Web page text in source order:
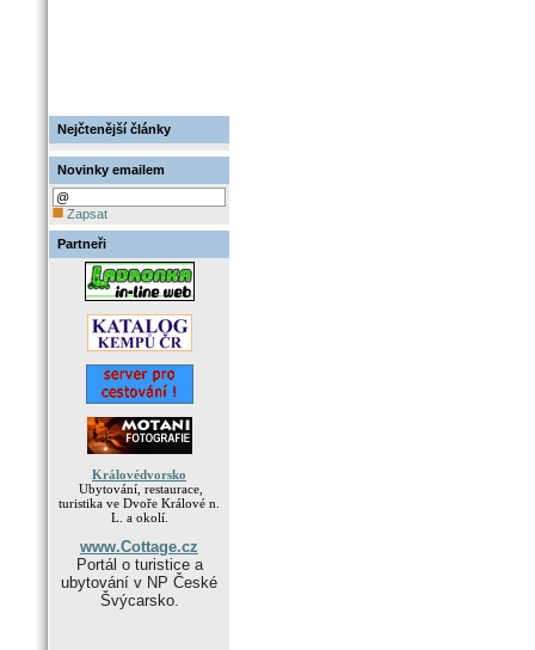
Nejčtenější články
Novinky emailem
Zapsat
Partneři
Královédvorsko
Ubytování, restaurace,
turistika ve Dvoře Králové n.
L. a okolí.
www.Cottage.cz
Portál o turistice a
ubytování v NP České
Švýcarsko.